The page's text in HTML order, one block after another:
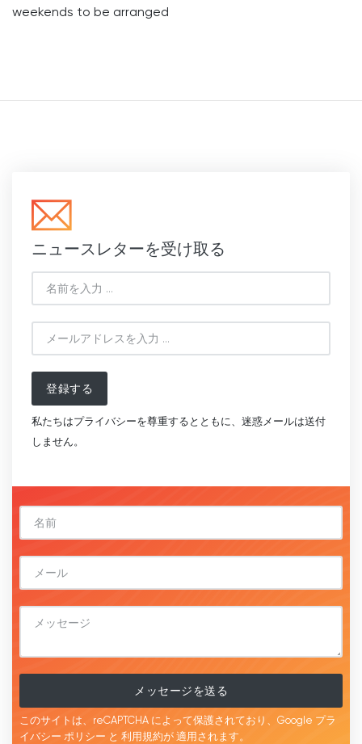
weekends to be arranged
ニュースレターを受け取る
登録する
私たちはプライバシーを尊重するとともに、迷惑メールは送付
しません。
メッセージを送る
このサイトは、reCAPTCHA によって保護されており、Google プラ
イバシー ポリシー と 利用規約が 適用されます。